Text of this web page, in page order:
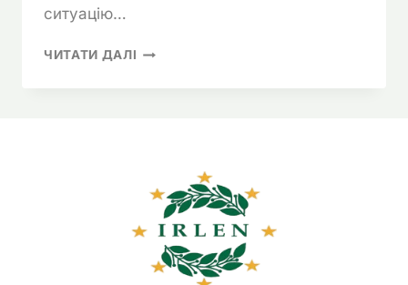
ситуацію…
ЧИТАТИ ДАЛІ СОНЯШНИК
ЛИСТКИ
В’ЯНУТЬ
І
МАЮТЬ
ПОЧОРНІЛІ